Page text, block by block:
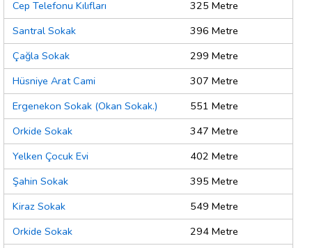
Cep Telefonu Kılıfları
325 Metre
Santral Sokak
396 Metre
Çağla Sokak
299 Metre
Hüsniye Arat Cami
307 Metre
Ergenekon Sokak (Okan Sokak.)
551 Metre
Orkide Sokak
347 Metre
Yelken Çocuk Evi
402 Metre
Şahin Sokak
395 Metre
Kiraz Sokak
549 Metre
Orkide Sokak
294 Metre